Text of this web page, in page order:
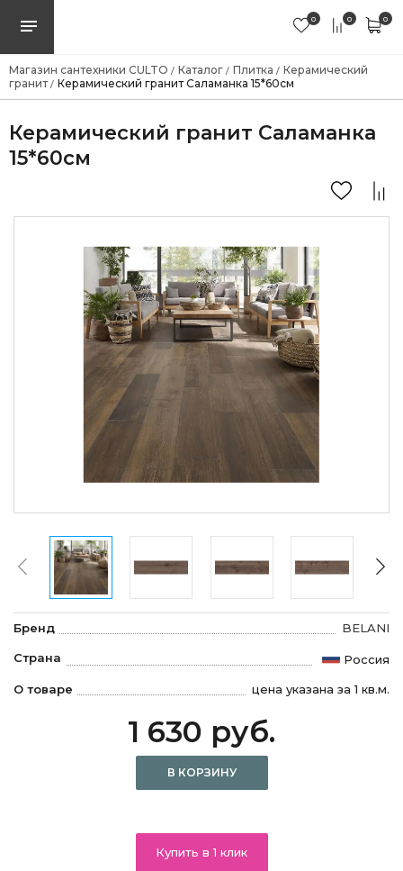
0 0 0
Магазин сантехники CULTO / Каталог / Плитка / Керамический
гранит/ Керамический гранит Саламанка 15*60см
Керамический гранит Саламанка
15*60см
Бренд BELANI
Страна Россия
О товаре цена указана за 1 кв.м.
1 630 руб.
В КОРЗИНУ
Купить в 1 клик